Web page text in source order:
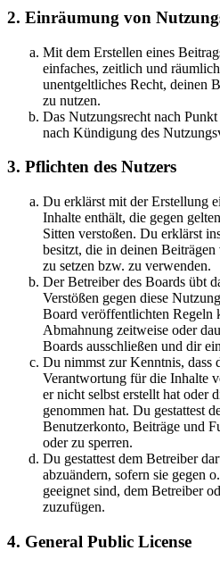
2. Einräumung von
Mit dem Erstellen eines
einfaches, zeitlich und
unentgeltliches Recht, deinen
zu nutzen.
Das Nutzungsrecht nach
nach Kündigung des
3. Pflichten des Nutzers
Du erklärst mit der Erstellung
Inhalte enthält, die gegen
Sitten verstoßen. Du erklärst
besitzt, die in deinen
zu setzen bzw. zu verwenden.
Der Betreiber des Boards übt
Verstößen gegen diese
Board veröffentlichten Regeln
Abmahnung zeitweise oder
Boards ausschließen und dir
Du nimmst zur Kenntnis, dass
Verantwortung für die Inhalte
er nicht selbst erstellt hat oder
genommen hat. Du gestattest
Benutzerkonto, Beiträge und
oder zu sperren.
Du gestattest dem Betreiber
abzuändern, sofern sie gegen
geeignet sind, dem Betreiber
zuzufügen.
4. General Public License